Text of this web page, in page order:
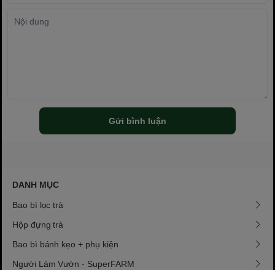
Gửi bình luận
DANH MỤC
Bao bì lọc trà
Hộp đựng trà
Bao bì bánh kẹo + phụ kiện
Người Làm Vườn - SuperFARM